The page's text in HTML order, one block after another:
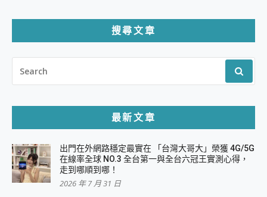
搜尋文章
FOR:
最新文章
出門在外網路穩定最實在 「台灣大哥大」榮獲 4G/5G
在線率全球 NO.3 全台第一與全台六冠王實測心得，
走到哪順到哪！
2026 年 7 月 31 日